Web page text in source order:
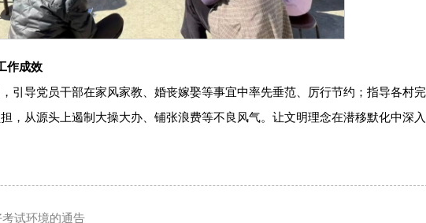
作成效
引导党员干部在家风家教、婚丧嫁娶等事宜中率先垂范、厉行节约；指导各村
，从源头上遏制大操大办、铺张浪费等不良风气。让文明理念在潜移默化中深
试环境的通告